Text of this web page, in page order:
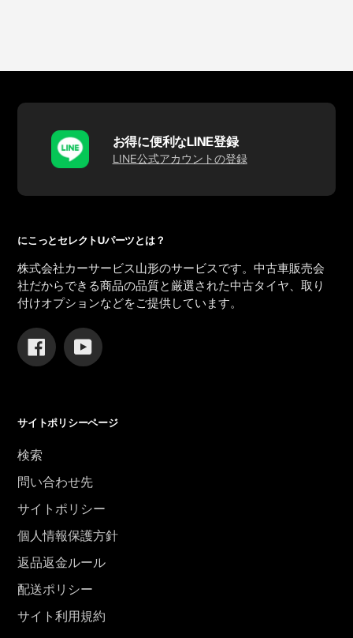
お得に便利なLINE登録
LINE公式アカウントの登録
にこっとセレクトUパーツとは？
株式会社カーサービス山形のサービスです。中古車販売会
社だからできる商品の品質と厳選された中古タイヤ、取り
付けオプションなどをご提供しています。
FacebookYouTube
サイトポリシーページ
検索
問い合わせ先
サイトポリシー
個人情報保護方針
返品返金ルール
配送ポリシー
サイト利用規約